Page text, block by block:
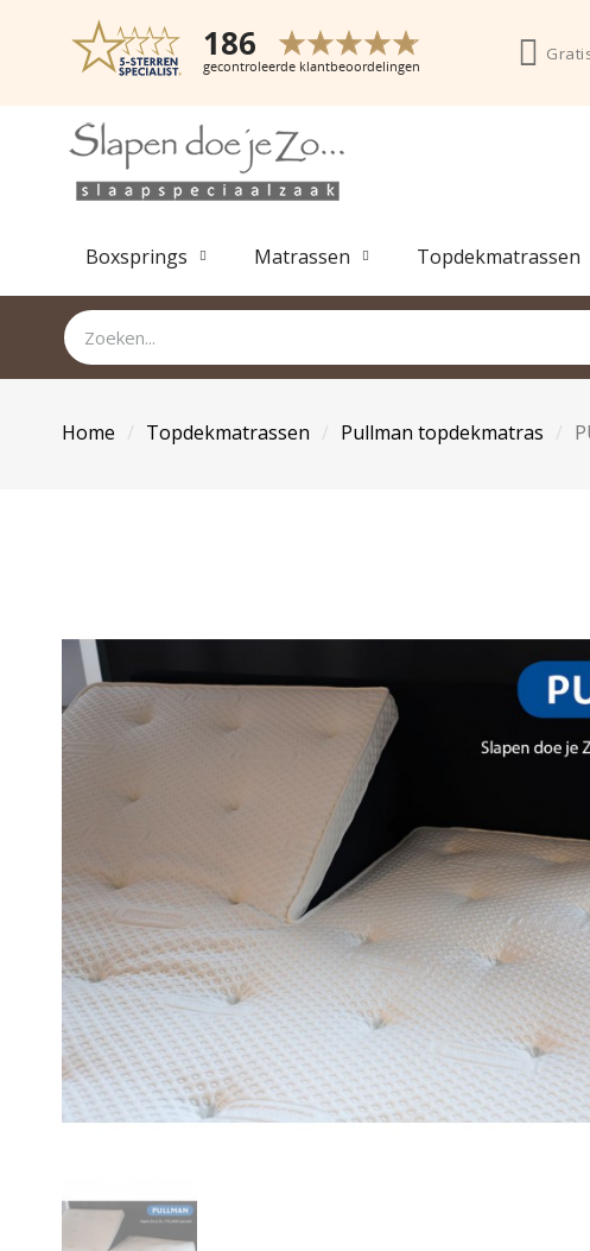
Boxsprings Matrassen Topdekmatrassen
Home Topdekmatrassen Pullman topdekmatras